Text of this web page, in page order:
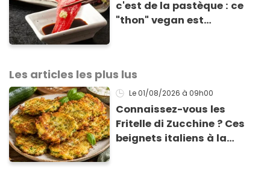
c'est de la pastèque : ce
"thon" vegan est
Les articles les plus lus
Le 01/08/2026 à 09h00
Connaissez-vous les
Fritelle di Zucchine ? Ces
beignets italiens à la